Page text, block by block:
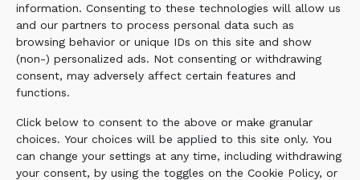
information. Consenting to these technologies will allow us
and our partners to process personal data such as
browsing behavior or unique IDs on this site and show
(non-) personalized ads. Not consenting or withdrawing
consent, may adversely affect certain features and
functions.
Click below to consent to the above or make granular
choices. Your choices will be applied to this site only. You
can change your settings at any time, including withdrawing
your consent, by using the toggles on the Cookie Policy, or
GET MY LOCATION